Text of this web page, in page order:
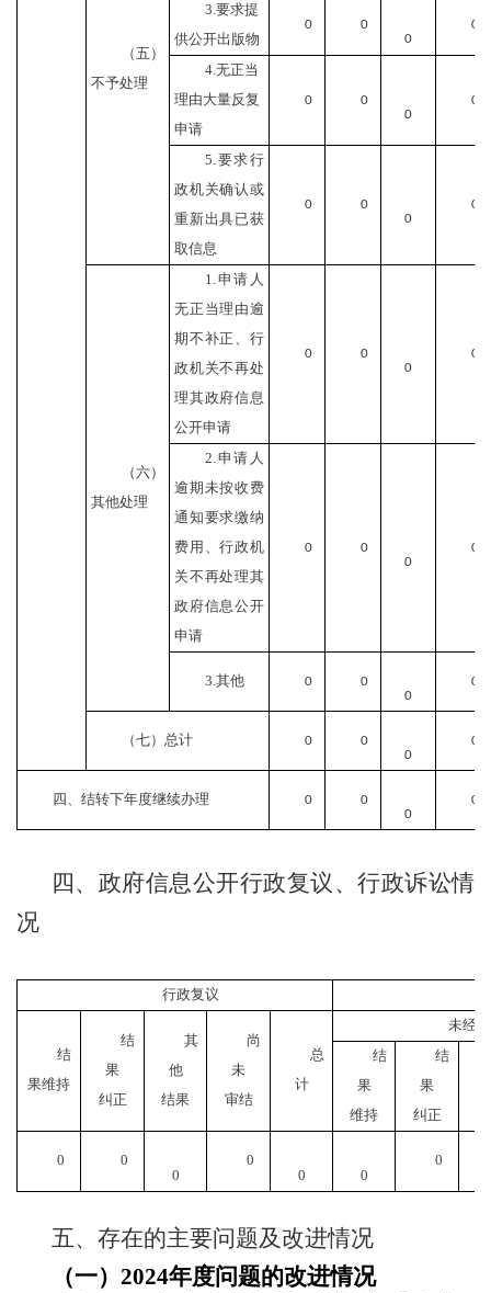
（五）
不予处理
3.要求提
供公开出版物
0
0
0
0
4.无正当
理由大量反复
申请
0
0
0
0
5.要求行
政机关确认或
重新出具已获
取信息
0
0
0
0
（六）
其他处理
1.申请人
无正当理由逾
期不补正、行
政机关不再处
理其政府信息
公开申请
0
0
0
0
2.申请人
逾期未按收费
通知要求缴纳
费用、行政机
关不再处理其
政府信息公开
申请
0
0
0
0
3.其他 0
0
0
0
（七）总计 0
0
0
0
四、结转下年度继续办理 0
0
0
0
四、政府信息公开行政复议、行政诉讼情
况
行政复议
结
果维持
结
果
纠正
其
他
结果
尚
未
审结
总
计
未经
结
果
维持
结
果
纠正
0
0
0
0
0
0
0
五、存在的主要问题及改进情况
（一） 2024年度问题的改进情况